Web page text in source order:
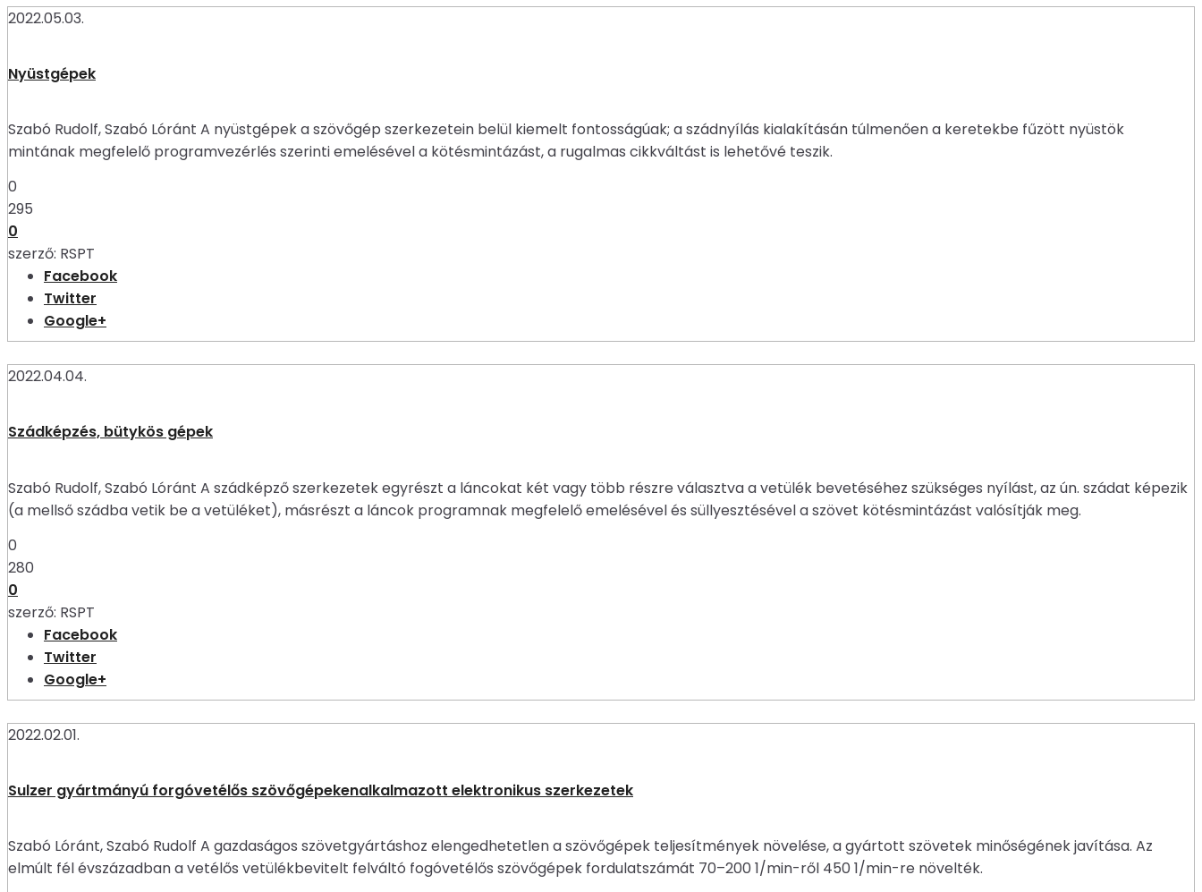
2022.05.03.
Nyüstgépek
Szabó Rudolf, Szabó Lóránt A nyüstgépek a szövőgép szerkezetein belül kiemelt fontosságúak; a szádnyílás kialakításán túlmenően a keretekbe fűzött nyüstök
mintának megfelelő programvezérlés szerinti emelésével a kötésmintázást, a rugalmas cikkváltást is lehetővé teszik.
0
295
0
szerző: RSPT
Facebook
Twitter
Google+
2022.04.04.
Szádképzés, bütykös gépek
Szabó Rudolf, Szabó Lóránt A szádképző szerkezetek egyrészt a láncokat két vagy több részre választva a vetülék bevetéséhez szükséges nyílást, az ún. szádat képezik
(a mellső szádba vetik be a vetüléket), másrészt a láncok programnak megfelelő emelésével és süllyesztésével a szövet kötésmintázást valósítják meg.
0
280
0
szerző: RSPT
Facebook
Twitter
Google+
2022.02.01.
Sulzer gyártmányú forgóvetélős szövőgépekenalkalmazott elektronikus szerkezetek
Szabó Lóránt, Szabó Rudolf A gazdaságos szövetgyártáshoz elengedhetetlen a szövőgépek teljesítmények növelése, a gyártott szövetek minőségének javítása. Az
elmúlt fél évszázadban a vetélős vetülékbevitelt felváltó fogóvetélős szövőgépek fordulatszámát 70–200 1/min-ről 450 1/min-re növelték.